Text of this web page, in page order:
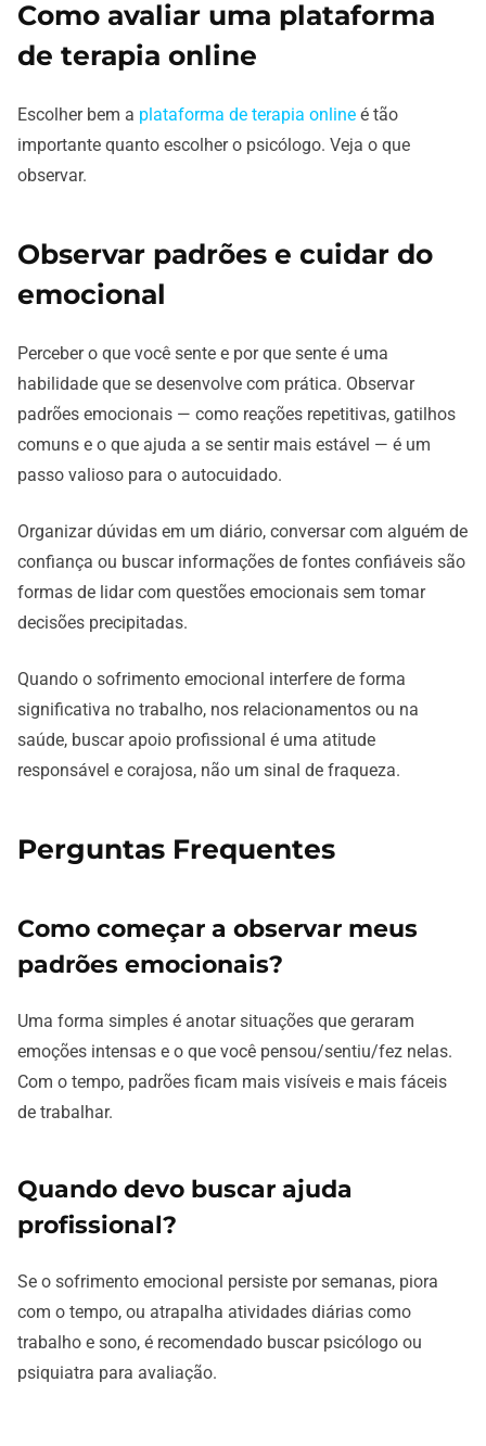
Como avaliar uma plataforma
de terapia online
Escolher bem a plataforma de terapia online é tão
importante quanto escolher o psicólogo. Veja o que
observar.
Observar padrões e cuidar do
emocional
Perceber o que você sente e por que sente é uma
habilidade que se desenvolve com prática. Observar
padrões emocionais — como reações repetitivas, gatilhos
comuns e o que ajuda a se sentir mais estável — é um
passo valioso para o autocuidado.
Organizar dúvidas em um diário, conversar com alguém de
confiança ou buscar informações de fontes confiáveis são
formas de lidar com questões emocionais sem tomar
decisões precipitadas.
Quando o sofrimento emocional interfere de forma
significativa no trabalho, nos relacionamentos ou na
saúde, buscar apoio profissional é uma atitude
responsável e corajosa, não um sinal de fraqueza.
Perguntas Frequentes
Como começar a observar meus
padrões emocionais?
Uma forma simples é anotar situações que geraram
emoções intensas e o que você pensou/sentiu/fez nelas.
Com o tempo, padrões ficam mais visíveis e mais fáceis
de trabalhar.
Quando devo buscar ajuda
profissional?
Se o sofrimento emocional persiste por semanas, piora
com o tempo, ou atrapalha atividades diárias como
trabalho e sono, é recomendado buscar psicólogo ou
psiquiatra para avaliação.